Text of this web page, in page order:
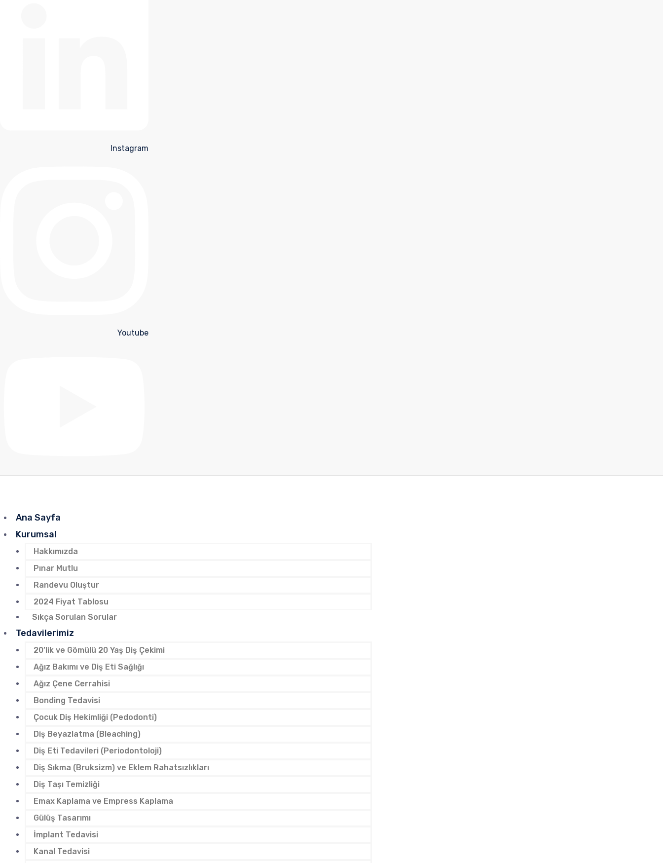
Instagram
Youtube
Ana Sayfa
Kurumsal
Hakkımızda
Pınar Mutlu
Randevu Oluştur
2024 Fiyat Tablosu
Sıkça Sorulan Sorular
Tedavilerimiz
20’lik ve Gömülü 20 Yaş Diş Çekimi
Ağız Bakımı ve Diş Eti Sağlığı
Ağız Çene Cerrahisi
Bonding Tedavisi
Çocuk Diş Hekimliği (Pedodonti)
Diş Beyazlatma (Bleaching)
Diş Eti Tedavileri (Periodontoloji)
Diş Sıkma (Bruksizm) ve Eklem Rahatsızlıkları
Diş Taşı Temizliği
Emax Kaplama ve Empress Kaplama
Gülüş Tasarımı
İmplant Tedavisi
Kanal Tedavisi